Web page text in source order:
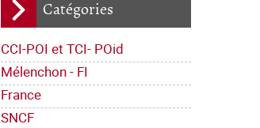
Catégories
CCI-POI et TCI- POid
Mélenchon - FI
France
SNCF